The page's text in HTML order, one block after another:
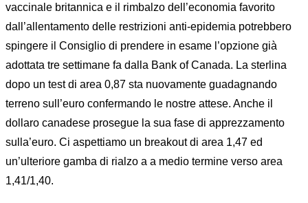
vaccinale britannica e il rimbalzo dell’economia favorito
dall’allentamento delle restrizioni anti-epidemia potrebbero
spingere il Consiglio di prendere in esame l’opzione già
adottata tre settimane fa dalla Bank of Canada. La sterlina
dopo un test di area 0,87 sta nuovamente guadagnando
terreno sull’euro confermando le nostre attese. Anche il
dollaro canadese prosegue la sua fase di apprezzamento
sulla’euro. Ci aspettiamo un breakout di area 1,47 ed
un’ulteriore gamba di rialzo a a medio termine verso area
1,41/1,40.